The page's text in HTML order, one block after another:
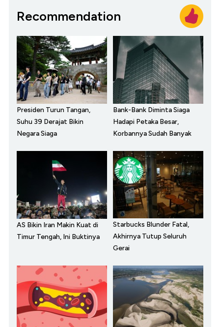
Recommendation
Presiden Turun Tangan,
Suhu 39 Derajat Bikin
Negara Siaga
Bank-Bank Diminta Siaga
Hadapi Petaka Besar,
Korbannya Sudah Banyak
AS Bikin Iran Makin Kuat di
Timur Tengah, Ini Buktinya
Starbucks Blunder Fatal,
Akhirnya Tutup Seluruh
Gerai